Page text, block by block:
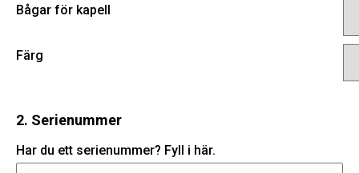
Bågar för kapell
Färg
2. Serienummer
Har du ett serienummer? Fyll i här.